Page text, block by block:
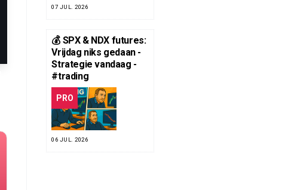
07 JUL. 2026
💰 SPX & NDX futures:
Vrijdag niks gedaan -
Strategie vandaag -
#trading
PRO
06 JUL. 2026